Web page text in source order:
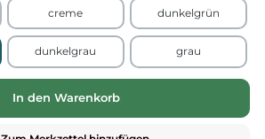
creme dunkelgrün
dunkelgrau grau
In den Warenkorb